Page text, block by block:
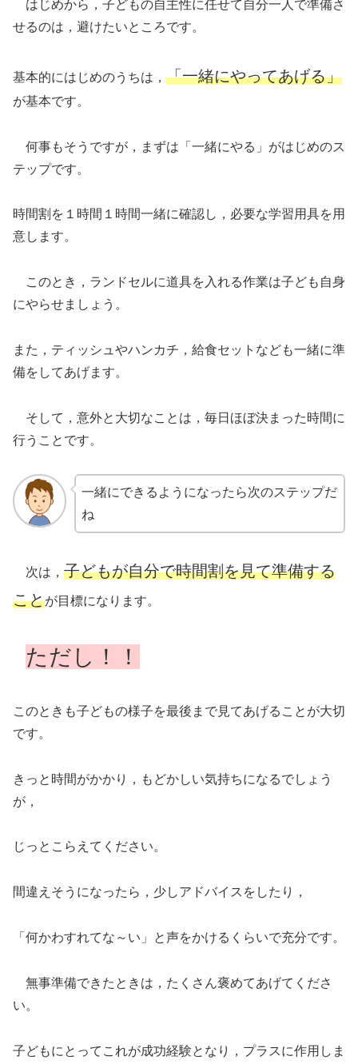
はじめから，子どもの自主性に任せて自分一人で準備さ
せるのは，避けたいところです。
基本的にはじめのうちは， 「一緒にやってあげる」
が基本です。
何事もそうですが，まずは「一緒にやる」がはじめのス
テップです。
時間割を１時間１時間一緒に確認し，必要な学習用具を用
意します。
このとき，ランドセルに道具を入れる作業は子ども自身
にやらせましょう。
また，ティッシュやハンカチ，給食セットなども一緒に準
備をしてあげます。
そして，意外と大切なことは，毎日ほぼ決まった時間に
行うことです。
一緒にできるようになったら次のステップだ
ね
次は， 子どもが自分で時間割を見て準備する
ことが目標になります。
ただし！！
このときも子どもの様子を最後まで見てあげることが大切
です。
きっと時間がかかり，もどかしい気持ちになるでしょう
が，
じっとこらえてください。
間違えそうになったら，少しアドバイスをしたり，
「何かわすれてな～い」と声をかけるくらいで充分です。
無事準備できたときは，たくさん褒めてあげてくださ
い。
子どもにとってこれが成功経験となり，プラスに作用しま